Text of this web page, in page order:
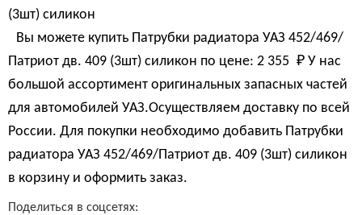
(3шт) силикон
Вы можете купить Патрубки радиатора УАЗ 452/469/
Патриот дв. 409 (3шт) силикон по цене: 2 355 ₽ У нас
большой ассортимент оригинальных запасных частей
для автомобилей УАЗ.Осуществляем доставку по всей
России. Для покупки необходимо добавить Патрубки
радиатора УАЗ 452/469/Патриот дв. 409 (3шт) силикон
в корзину и оформить заказ.
Поделиться в соцсетях: